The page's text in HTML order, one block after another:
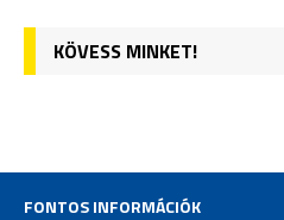
KÖVESS MINKET!
FONTOS INFORMÁCIÓK